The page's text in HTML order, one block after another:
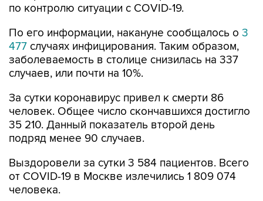
по контролю ситуации с COVID-19.
По его информации, накануне сообщалось о 3
477 случаях инфицирования. Таким образом,
заболеваемость в столице снизилась на 337
случаев, или почти на 10%.
За сутки коронавирус привел к смерти 86
человек. Общее число скончавшихся достигло
35 210. Данный показатель второй день
подряд менее 90 случаев.
Выздоровели за сутки 3 584 пациентов. Всего
от COVID-19 в Москве излечились 1 809 074
человека.